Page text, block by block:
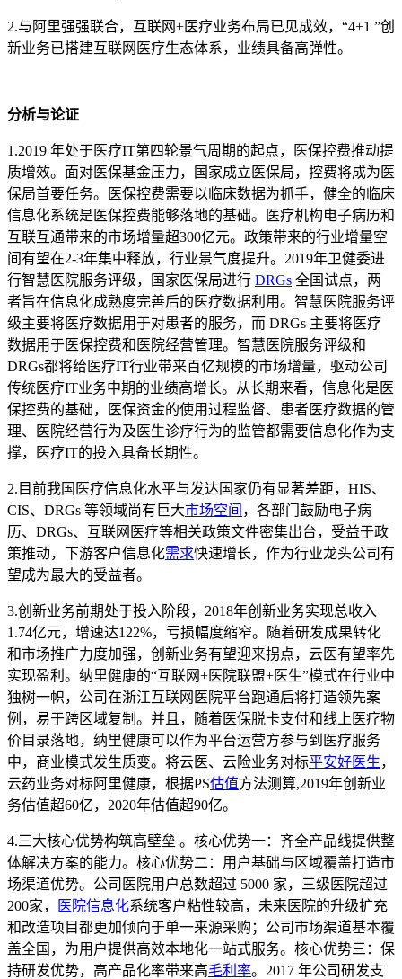
2.与阿里强强联合，互联网+医疗业务布局已见成效，“4+1 ”创
新业务已搭建互联网医疗生态体系，业绩具备高弹性。
分析与论证
1.2019 年处于医疗IT第四轮景气周期的起点，医保控费推动提
质增效。面对医保基金压力，国家成立医保局，控费将成为医
保局首要任务。医保控费需要以临床数据为抓手，健全的临床
信息化系统是医保控费能够落地的基础。医疗机构电子病历和
互联互通带来的市场增量超300亿元。政策带来的行业增量空
间有望在2-3年集中释放，行业景气度提升。2019年卫健委进
行智慧医院服务评级，国家医保局进行 DRGs 全国试点，两
者旨在信息化成熟度完善后的医疗数据利用。智慧医院服务评
级主要将医疗数据用于对患者的服务，而 DRGs 主要将医疗
数据用于医保控费和医院经营管理。智慧医院服务评级和
DRGs都将给医疗IT行业带来百亿规模的市场增量，驱动公司
传统医疗IT业务中期的业绩高增长。从长期来看，信息化是医
保控费的基础，医保资金的使用过程监督、患者医疗数据的管
理、医院经营行为及医生诊疗行为的监管都需要信息化作为支
撑，医疗IT的投入具备长期性。
2.目前我国医疗信息化水平与发达国家仍有显著差距，HIS、
CIS、DRGs 等领域尚有巨大市场空间 ，各部门鼓励电子病
历、DRGs、互联网医疗等相关政策文件密集出台，受益于政
策推动，下游客户信息化需求快速增长，作为行业龙头公司有
望成为最大的受益者。
3.创新业务前期处于投入阶段，2018年创新业务实现总收入
1.74亿元，增速达122%，亏损幅度缩窄。随着研发成果转化
和市场推广力度加强，创新业务有望迎来拐点，云医有望率先
实现盈利。纳里健康的“互联网+医院联盟+医生”模式在行业中
独树一帜，公司在浙江互联网医院平台跑通后将打造领先案
例，易于跨区域复制。并且，随着医保脱卡支付和线上医疗物
价目录落地，纳里健康可以作为平台运营方参与到医疗服务
中，商业模式发生质变。将云医、云险业务对标平安好医生，
云药业务对标阿里健康，根据PS估值方法测算,2019年创新业
务估值超60亿，2020年估值超90亿。
4.三大核心优势构筑高壁垒 。核心优势一：齐全产品线提供整
体解决方案的能力。核心优势二：用户基础与区域覆盖打造市
场渠道优势。公司医院用户总数超过 5000 家，三级医院超过
200家，
医院信息化系统客户粘性较高，未来医院的升级扩充
和改造项目都更加倾向于单一来源采购；公司市场渠道基本覆
盖全国，为用户提供高效本地化一站式服务。核心优势三：保
持研发优势，高产品化率带来高毛利率。2017 年公司研发支